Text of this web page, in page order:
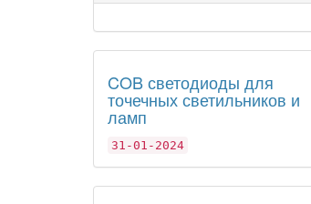
COB светодиоды для
точечных светильников и
ламп
31-01-2024